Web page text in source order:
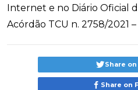
Internet e no Diário Oficial
Acórdão TCU n. 2758/2021
Share
Share on